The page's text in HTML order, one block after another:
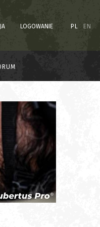
LOGOWANIE PL EN